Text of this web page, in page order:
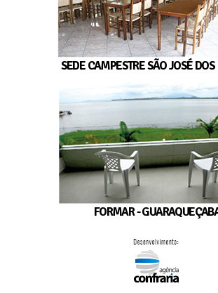
SEDE CAMPESTRE SÃO JOSÉ DOS
FORMAR -